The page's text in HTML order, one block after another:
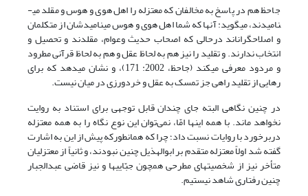
جاحظ هم در پاسخ به مخالفان که معتزله را اهل هوی و هوس و مقلد می­
نامیدند، می­گوید: آنها که شما اهل هوی و هوس می­نامیدشان از متکلمان
و اصلاحگران­اند درحالی­ که اصحاب حدیث وعوام، مقلدند و تحصیل و
انتخاب ندارند. و تقلید را نیز هم به لحاظ عقل و هم به لحاظ قرآنی مطرود
و مردود معرفی می­کند (جاحظ، 2002: 171)، و نشان می­دهد که برای
رهایی از تقلید راهی جز تمسک به عقل و خردورزی در میان نیست.
در چنین نگاهی البته جای چندان قابل توجهی برای استناد به روایت
نخواهد ماند. با همه اینها امّا، نمی‌توان این نوع نگاه را به همه معتزله
دربرخورد با روایات نسبت داد؛ چرا که همان­طورکه پیش از این به اشارت
گفته شد اولاً معتزله متقدم بر ابوالهذیل چنین نبودند، و ثانیاً از معتزلیان
متأخر نیز از شخصیت­های مطرحی همچون جبّایی­ها و نیز قاضی عبدالجبار
چنین رفتاری شاهد نیستیم.